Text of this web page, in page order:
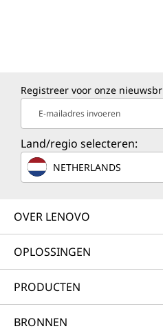
Registreer voor onze
E-mailadres invoeren
Land/regio selecteren:
NETHERLANDS
OVER LENOVO
OPLOSSINGEN
PRODUCTEN
BRONNEN